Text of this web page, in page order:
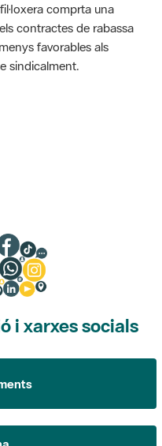
comprta una
contractes de rabassa
favorables als
sindicalment.
de les valoracions és de 0
i xarxes socials